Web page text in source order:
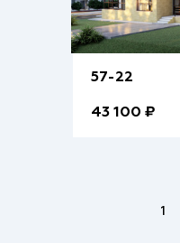
57-22
43 100 ₽
1